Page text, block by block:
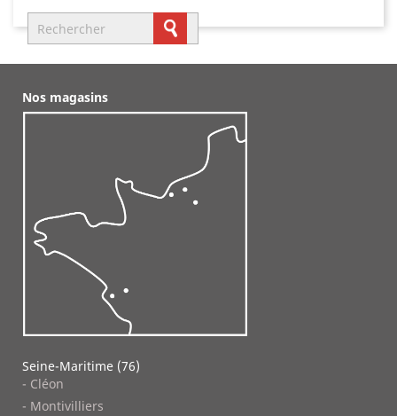
Nos magasins
Seine-Maritime (76)
- Cléon
- Montivilliers